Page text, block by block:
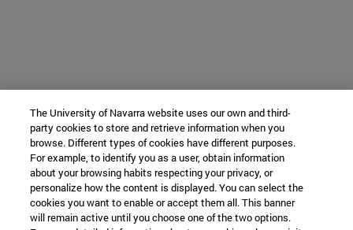
The University of Navarra website uses our own and third-
party cookies to store and retrieve information when you
browse. Different types of cookies have different purposes.
For example, to identify you as a user, obtain information
about your browsing habits respecting your privacy, or
personalize how the content is displayed. You can select the
cookies you want to enable or accept them all. This banner
will remain active until you choose one of the two options.